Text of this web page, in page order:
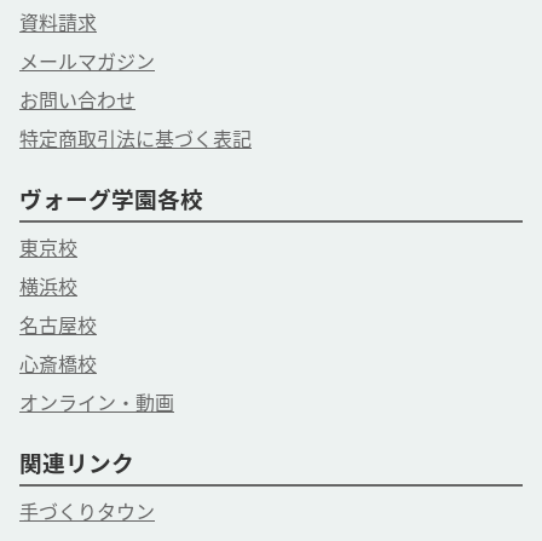
資料請求
メールマガジン
お問い合わせ
特定商取引法に基づく表記
ヴォーグ学園各校
東京校
横浜校
名古屋校
心斎橋校
オンライン・動画
関連リンク
手づくりタウン